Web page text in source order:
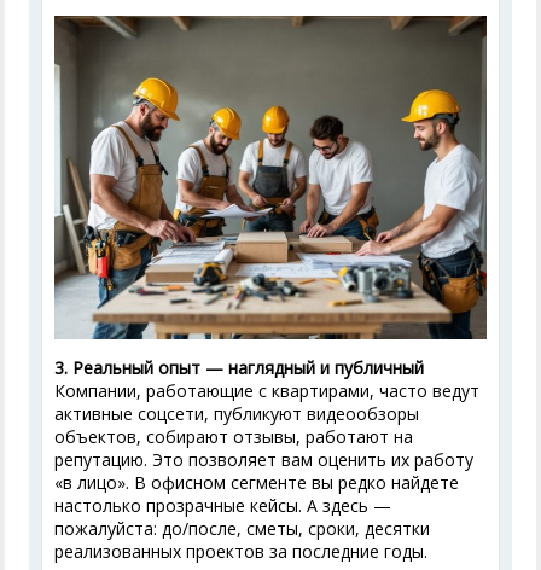
3. Реальный опыт — наглядный и публичный
Компании, работающие с квартирами, часто ведут
активные соцсети, публикуют видеообзоры
объектов, собирают отзывы, работают на
репутацию. Это позволяет вам оценить их работу
«в лицо». В офисном сегменте вы редко найдете
настолько прозрачные кейсы. А здесь —
пожалуйста: до/после, сметы, сроки, десятки
реализованных проектов за последние годы.